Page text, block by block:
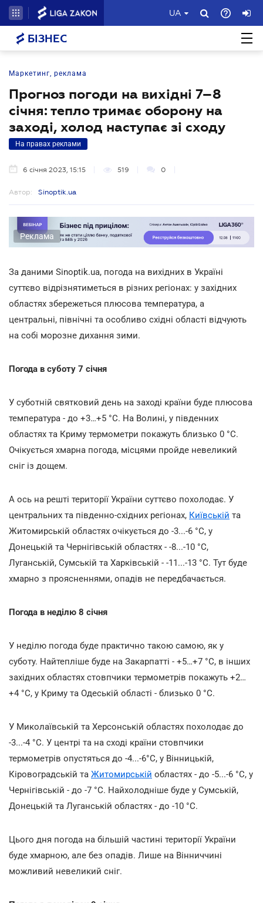
UA
БІЗНЕС
Маркетинг, реклама
Прогноз погоди на вихідні 7–8
січня: тепло тримає оборону на
заході, холод наступає зі сходу
На правах реклами
6 січня 2023, 15:15 519 0
Автор: Sinoptik.ua
Реклама
За даними Sinoptik.ua, погода на вихідних в Україні
суттєво відрізнятиметься в різних регіонах: у західних
областях збережеться плюсова температура, а
центральні, північні та особливо східні області відчують
на собі морозне дихання зими.
Погода в суботу 7 січня
У суботній святковий день на заході країни буде плюсова
температура - до +3…+5 °С. На Волині, у південних
областях та Криму термометри покажуть близько 0 °С.
Очікується хмарна погода, місцями пройде невеликий
сніг із дощем.
А ось на решті території України суттєво похолодає. У
центральних та південно-східних регіонах, Київській та
Житомирській областях очікується до -3...-6 °С, у
Донецькій та Чернігівській областях - -8...-10 °С,
Луганській, Сумській та Харківській - -11...-13 °С. Тут буде
хмарно з проясненнями, опадів не передбачається.
Погода в неділю 8 січня
У неділю погода буде практично такою самою, як у
суботу. Найтепліше буде на Закарпатті - +5…+7 °С, в інших
західних областях стовпчики термометрів покажуть +2…
+4 °С, у Криму та Одеській області - близько 0 °С.
У Миколаївській та Херсонській областях похолодає до
-3...-4 °С. У центрі та на сході країни стовпчики
термометрів опустяться до -4...-6°С, у Вінницькій,
Кіровоградській та Житомирській областях - до -5...-6 °С, у
Чернігівській - до -7 °С. Найхолодніше буде у Сумській,
Донецькій та Луганській областях - до -10 °С.
Цього дня погода на більшій частині території України
буде хмарною, але без опадів. Лише на Вінниччині
можливий невеликий сніг.